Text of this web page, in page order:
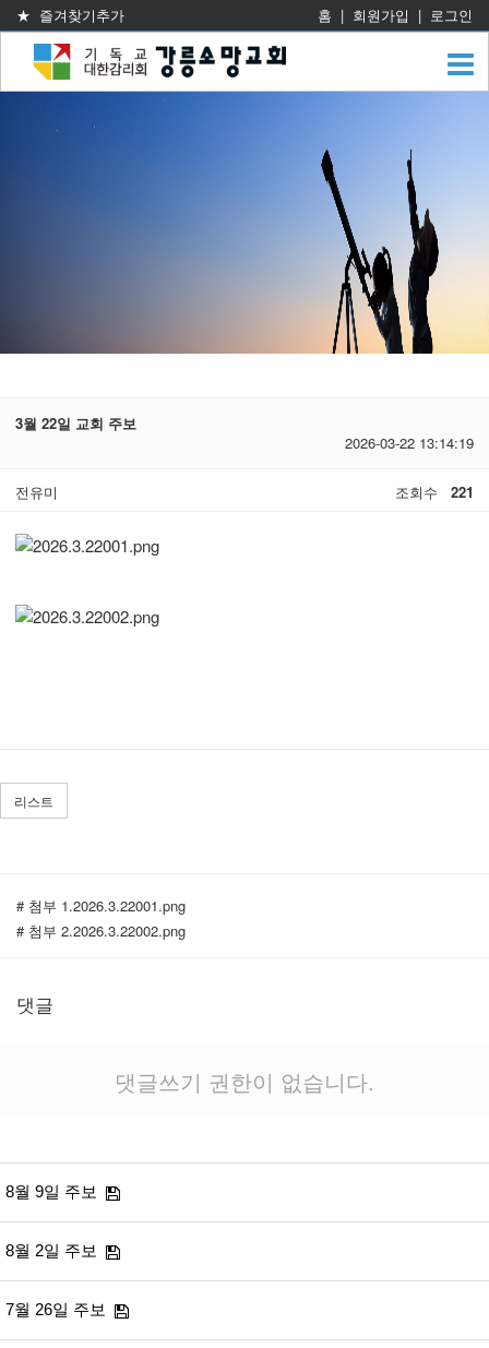
★ 즐겨찾기추가 홈 | 회원가입 | 로그인
3월 22일 교회 주보
2026-03-22 13:14:19
전유미 조회수 221
리스트
# 첨부 1.2026.3.22001.png
# 첨부 2.2026.3.22002.png
댓글
댓글쓰기 권한이 없습니다.
8월 9일 주보
8월 2일 주보
7월 26일 주보